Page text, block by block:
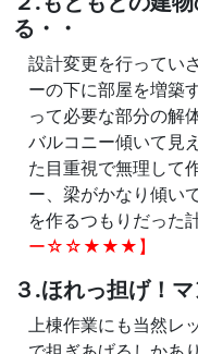
る・・
設計変更を行ってい
ーの下に部屋を増築
って必要な部分の解
バルコニー傾いて見
た目重視で無理して
ー、梁がかなり傾い
を作るつもりだった
ー☆☆★★★】
３.ほれっ担げ！
上棟作業にも当然レ